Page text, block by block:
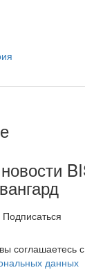
Подписаться
соглашаетесь с
данных